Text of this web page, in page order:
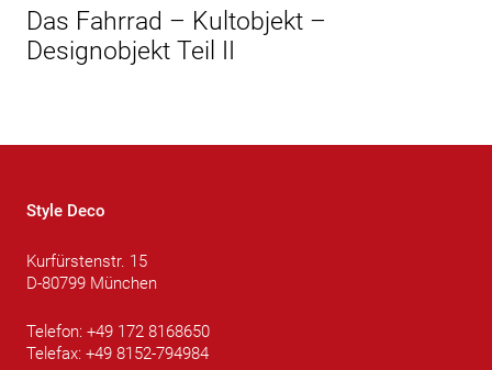
Beitrag
Das Fahrrad – Kultobjekt –
Designobjekt Teil II
Style Deco
Kurfürstenstr. 15
D-80799 München
Telefon: +49 172 8168650
Telefax: +49 8152-794984